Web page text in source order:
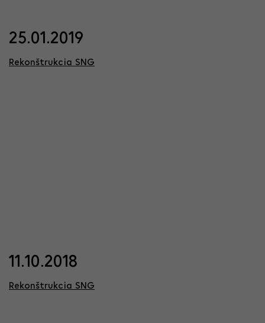
25.01.2019
Rekonštrukcia SNG
11.10.2018
Rekonštrukcia SNG